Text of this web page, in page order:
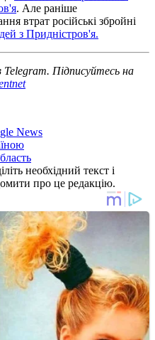
. Але раніше
втрат російські збройні
з Придністров'я.
Telegram. Підписуйтесь на
News
необхідний текст і
про це редакцію.